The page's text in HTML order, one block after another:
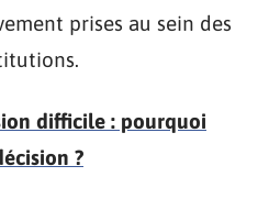
prises au sein des
difficile : pourquoi
?